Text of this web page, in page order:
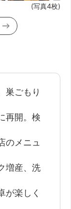
(写真4枚)
巣ごもり
再開。検
のメニュ
増産、洗
が楽しく